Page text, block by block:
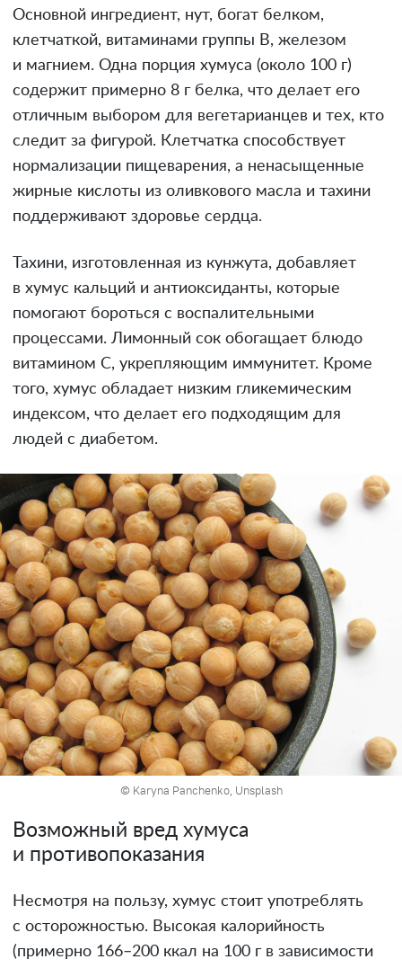
Основной ингредиент, нут, богат белком,
клетчаткой, витаминами группы B, железом
и магнием. Одна порция хумуса (около 100 г)
содержит примерно 8 г белка, что делает его
отличным выбором для вегетарианцев и тех, кто
следит за фигурой. Клетчатка способствует
нормализации пищеварения, а ненасыщенные
жирные кислоты из оливкового масла и тахини
поддерживают здоровье сердца.
Тахини, изготовленная из кунжута, добавляет
в хумус кальций и антиоксиданты, которые
помогают бороться с воспалительными
процессами. Лимонный сок обогащает блюдо
витамином C, укрепляющим иммунитет. Кроме
того, хумус обладает низким гликемическим
индексом, что делает его подходящим для
людей с диабетом.
© Karyna Panchenko, Unsplash
Возможный вред хумуса
и противопоказания
Несмотря на пользу, хумус стоит употреблять
с осторожностью. Высокая калорийность
(примерно 166–200 ккал на 100 г в зависимости